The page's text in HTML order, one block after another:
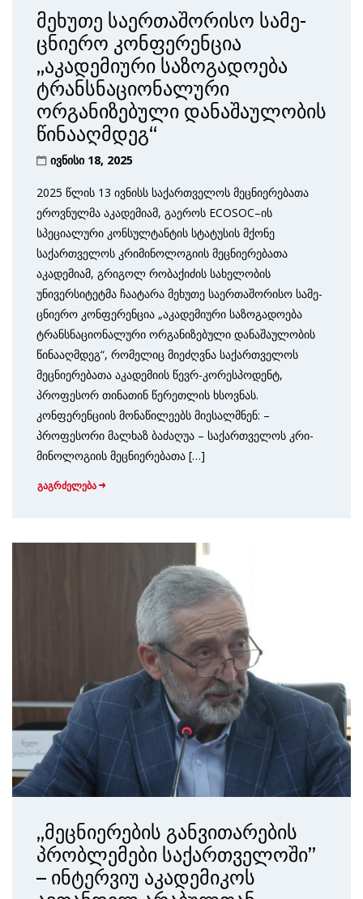
მეხუთე საერთაშორისო სა­მე­
ცნიერო კონფერენცია
„აკადემიური საზოგადოება
ტრანსნა­ციონალური
ორგანიზებული დანაშაულობის
წინააღმდეგ“
ივნისი 18, 2025
2025 წლის 13 ივნისს საქართველოს მეცნიერებათა
ერო­ვნულმა აკადემიამ, გაეროს ECOSOC–ის
სპეციალური კონსულ­ტანტის სტატუსის მქონე
საქართველოს კრიმინოლო­გიის მეცნიერებათა
აკადემიამ, გრიგოლ რობაქიძის სახელო­ბის
უნივერსიტეტმა ჩაატარა მეხუთე საერთაშორისო სა­მე­
ცნიერო კონფერენცია „აკადემიური საზოგადოება
ტრანსნა­ციონალური ორგანიზებული დანაშაულობის
წინააღმდეგ“, რომელიც მიეძღვნა საქართველოს
მეცნიერებათა აკადემიის წევრ-კორესპოდენტ,
პროფესორ თინათინ წერეთლის ხსოვნას.
კონფერენციის მონაწილეებს მიესალმნენ: –
პროფესორი მალხაზ ბაძაღუა – საქართველოს კრი­
მინ­ოლოგიის მეცნიერებათა […]
გაგრძელება
„მეცნიერების განვითარების
პრობლემები საქართველოში”
– ინტერვიუ აკადემიკოს